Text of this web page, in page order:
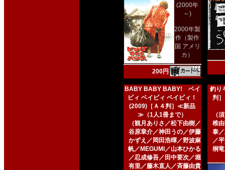
(2000年
～)
2000年製
作（製作
国 アメリ
カ）
200円
BABY BABY BABY! ベイ
ビィ ベイビィ ベイビィ！
(2009)［Ａ４判］≪新品
≫（1人1冊まで）
（観月ありさ／松下由樹／
谷原章介／神田うの／伊藤
かずえ／岡田浩暉／野波麻
帆／MEGUMI／山本ひかる
／忍成修吾／田中要次／堀
有里／藤木直人／斉藤由貴
釣り
判
（
椎
泰
／
桐